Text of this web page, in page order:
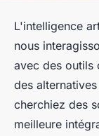
L'intelligence
nous
avec des outils
des
cherchiez des
meilleure